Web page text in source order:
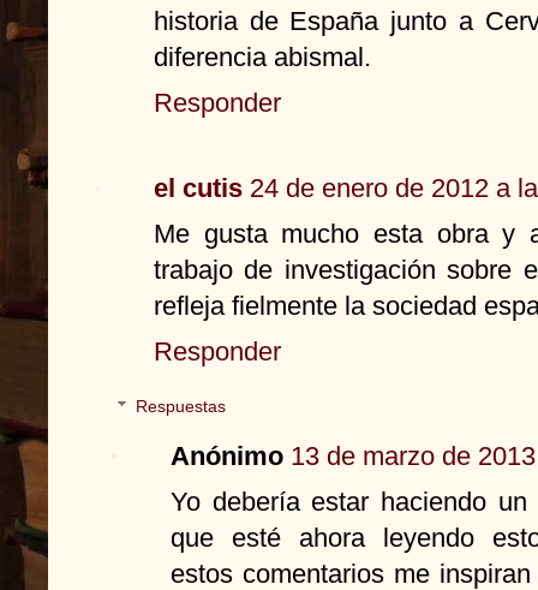
historia de España junto a
diferencia abismal.
Responder
el cutis 24 de enero de 2012 a
Me gusta mucho esta obra y
trabajo de investigación sobre
refleja fielmente la sociedad
Responder
Respuestas
Anónimo 13 de marzo de
Yo debería estar haciendo
que esté ahora leyendo
estos comentarios me